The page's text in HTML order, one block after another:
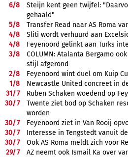
6/8
Steijn kent geen twijfel:
gehaald"
5/8
Transfer Read naar AS Roma
4/8
Sliti wordt verhuurd aan
4/8
Feyenoord gelinkt aan Turks
3/8
COLUMN: Atalanta Bergamo
stijl afgerond
2/8
Feyenoord wint duel om Kuip
1/8
Newcastle United concreet in
31/7
Ruben Schaken woedend op
30/7
Twente ziet bod op Schaken
worden
30/7
Feyenoord ziet in Van Rooij
30/7
Interesse in Tengstedt vanuit de
30/7
Ook AS Roma meldt zich voor
29/7
AZ neemt ook Ismail Ka over